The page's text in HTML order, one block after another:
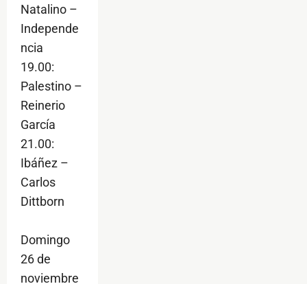
Natalino –
Independe
ncia
19.00:
Palestino –
Reinerio
García
21.00:
Ibáñez –
Carlos
Dittborn
Domingo
26 de
noviembre